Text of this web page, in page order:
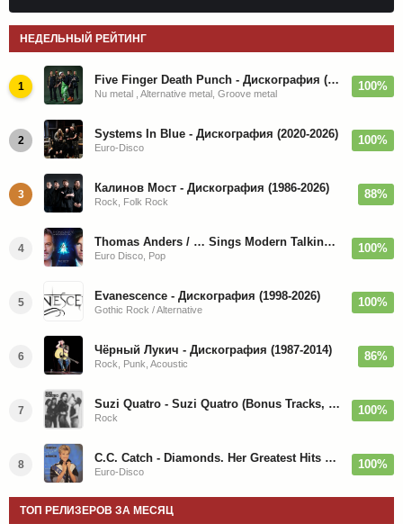
НЕДЕЛЬНЫЙ РЕЙТИНГ
1 Five Finger Death Punch - Дискография (2008-2026)
Nu metal , Alternative metal, Groove metal
100%
2 Systems In Blue - Дискография (2020-2026)
Euro-Disco
100%
3 Калинов Мост - Дискография (1986-2026)
Rock, Folk Rock
88%
4 Thomas Anders / … Sings Modern Talking: The Best hi-res
Euro Disco, Pop
100%
5 Evanescence - Дискография (1998-2026)
Gothic Rock / Alternative
100%
6 Чёрный Лукич - Дискография (1987-2014)
Rock, Punk, Acoustic
86%
7 Suzi Quatro - Suzi Quatro (Bonus Tracks, Remaster) 1973/2022
Rock
100%
8 C.C. Catch - Diamonds. Her Greatest Hits 1988
Euro-Disco
100%
ТОП РЕЛИЗЕРОВ ЗА МЕСЯЦ